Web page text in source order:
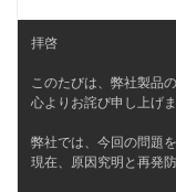
拝啓
このたびは、弊社製品
心よりお詫び申し上げま
弊社では、今回の問題
現在、原因究明と再発